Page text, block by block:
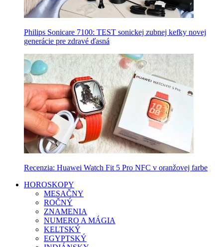
Philips Sonicare 7100: TEST sonickej zubnej kefky novej
generácie pre zdravé ďasná
Recenzia: Huawei Watch Fit 5 Pro NFC v oranžovej farbe
HOROSKOPY
MESAČNY
ROČNÝ
ZNAMENIA
NUMERO A MÁGIA
KELTSKÝ
EGYPTSKÝ